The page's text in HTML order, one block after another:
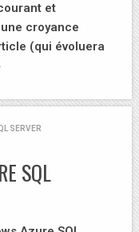
et
croyance
(qui évoluera
SERVER
SQL